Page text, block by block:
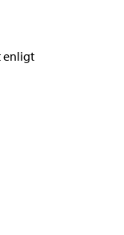
enligt